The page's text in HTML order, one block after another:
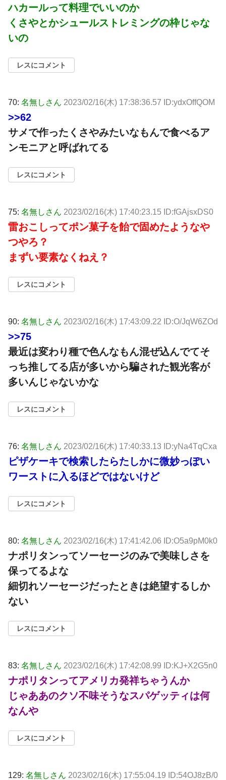
ハカールって料理でいいのか
くさやとかシュールストレミングの枠じゃな
いの
レスにコメント
70: 名無しさん 2023/02/16(木) 17:38:36.57 ID:ydxOffQOM
>>62
サメで作ったくさやみたいなもんで食べるア
ンモニアと呼ばれてる
レスにコメント
75: 名無しさん 2023/02/16(木) 17:40:23.15 ID:fGAjsxDS0
雷おこしってポン菓子を飴で固めたようなや
つやろ？
まずい要素なくねえ？
レスにコメント
90: 名無しさん 2023/02/16(木) 17:43:09.22 ID:O/JqW6ZOd
>>75
最近は変わり種で色んなもん混ぜ込んでてそ
っち推してる店が多いから騙された観光客が
多いんじゃないかな
レスにコメント
76: 名無しさん 2023/02/16(木) 17:40:33.13 ID:yNa4TqCxa
ピザケーキで検索したらたしかに微妙っぽい
ワーストに入るほどではないけど
レスにコメント
80: 名無しさん 2023/02/16(木) 17:41:42.06 ID:O5a9pM0k0
ナポリタンってソーセージのみで美味しさを
保ってるよな
細切れソーセージだったときは絶望するしか
ない
レスにコメント
83: 名無しさん 2023/02/16(木) 17:42:08.99 ID:KJ+X2G5n0
ナポリタンってアメリカ発祥ちゃうんか
じゃああのクソ不味そうなスパゲッティは何
なんや
レスにコメント
129: 名無しさん 2023/02/16(木) 17:55:04.19 ID:54OJ8zB/0